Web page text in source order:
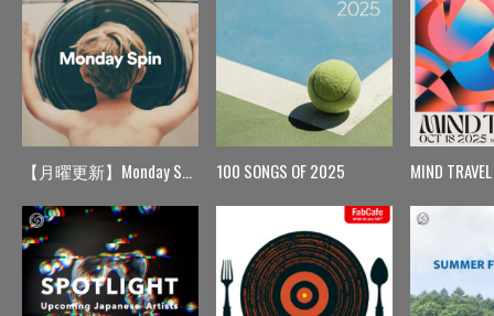
【月曜更新】Monday Spin 100 SONGS OF 2025 MIND TRAVEL